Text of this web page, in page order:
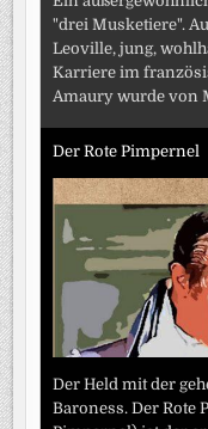
"drei Musketiere".
Leoville, jung,
Karriere im
Amaury wurde von
Der Rote Pimpernel
Der Held mit der
Baroness. Der Rote